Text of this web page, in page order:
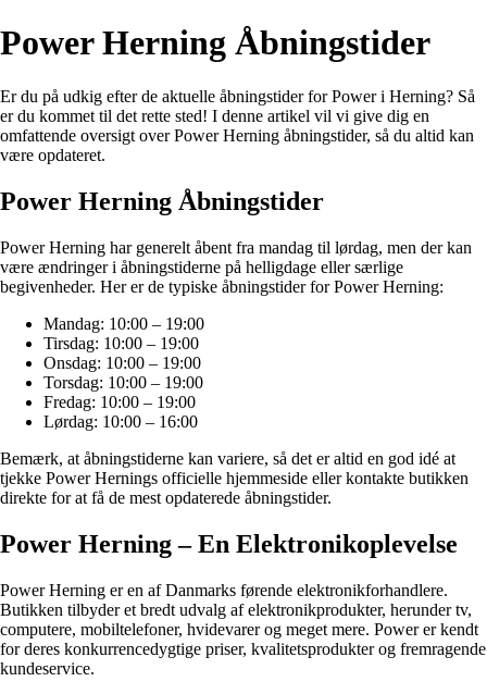
Power Herning Åbningstider
Er du på udkig efter de aktuelle åbningstider for Power i Herning? Så
er du kommet til det rette sted! I denne artikel vil vi give dig en
omfattende oversigt over Power Herning åbningstider, så du altid kan
være opdateret.
Power Herning Åbningstider
Power Herning har generelt åbent fra mandag til lørdag, men der kan
være ændringer i åbningstiderne på helligdage eller særlige
begivenheder. Her er de typiske åbningstider for Power Herning:
Mandag: 10:00 – 19:00
Tirsdag: 10:00 – 19:00
Onsdag: 10:00 – 19:00
Torsdag: 10:00 – 19:00
Fredag: 10:00 – 19:00
Lørdag: 10:00 – 16:00
Bemærk, at åbningstiderne kan variere, så det er altid en god idé at
tjekke Power Hernings officielle hjemmeside eller kontakte butikken
direkte for at få de mest opdaterede åbningstider.
Power Herning – En Elektronikoplevelse
Power Herning er en af Danmarks førende elektronikforhandlere.
Butikken tilbyder et bredt udvalg af elektronikprodukter, herunder tv,
computere, mobiltelefoner, hvidevarer og meget mere. Power er kendt
for deres konkurrencedygtige priser, kvalitetsprodukter og fremragende
kundeservice.